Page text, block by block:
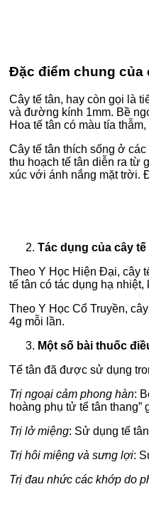
Đặc điểm chung của
Cây tế tân, hay còn gọi là
và đường kính 1mm. Bề
Hoa tế tân có màu tía
Cây tế tân thích sống ở
thu hoạch tế tân diễn ra từ
xúc với ánh nắng mặt trời.
Tác dụng của cây tế
Theo Y Học Hiện Đại, cây
tế tân có tác dụng hạ
Theo Y Học Cổ Truyền,
4g mỗi lần.
Một số bài thuốc
Tế tân đã được sử dụng
Trị ngoại cảm phong hàn:
hoàng phụ tử tế tân
Trị lở miệng: Sử dụng tế
Trị hôi miệng và sưng lợi:
Trị đau nhức các khớp do